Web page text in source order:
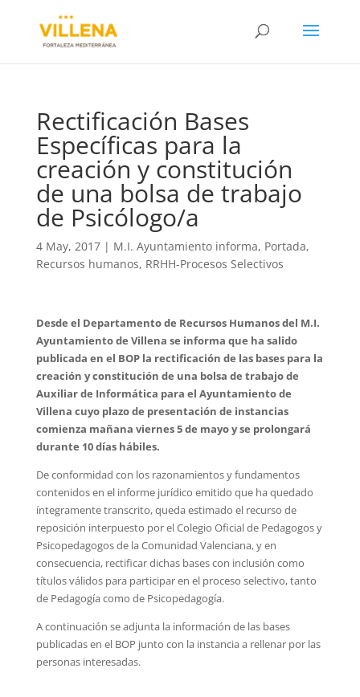
Rectificación Bases
Específicas para la
creación y constitución
de una bolsa de trabajo
de Psicólogo/a
4 May, 2017| M.I. Ayuntamiento informa, Portada,
Recursos humanos, RRHH-Procesos Selectivos
Desde el Departamento de Recursos Humanos del M.I.
Ayuntamiento de Villena se informa que ha salido
publicada en el BOP la rectificación de las bases para la
creación y constitución de una bolsa de trabajo de
Auxiliar de Informática para el Ayuntamiento de
Villena cuyo plazo de presentación de instancias
comienza mañana viernes 5 de mayo y se prolongará
durante 10 días hábiles.
De conformidad con los razonamientos y fundamentos
contenidos en el informe jurídico emitido que ha quedado
íntegramente transcrito, queda estimado el recurso de
reposición interpuesto por el Colegio Oficial de Pedagogos y
Psicopedagogos de la Comunidad Valenciana, y en
consecuencia, rectificar dichas bases con inclusión como
títulos válidos para participar en el proceso selectivo, tanto
de Pedagogía como de Psicopedagogía.
A continuación se adjunta la información de las bases
publicadas en el BOP junto con la instancia a rellenar por las
personas interesadas.